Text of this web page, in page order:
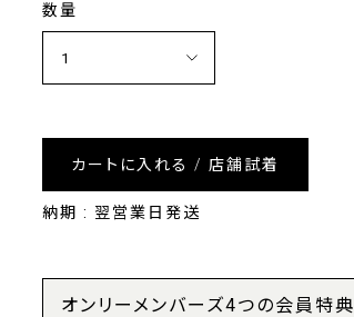
数量
カートに入れる / 店舗試着
納期 : 翌営業日発送
オンリーメンバーズ4つの会員特典